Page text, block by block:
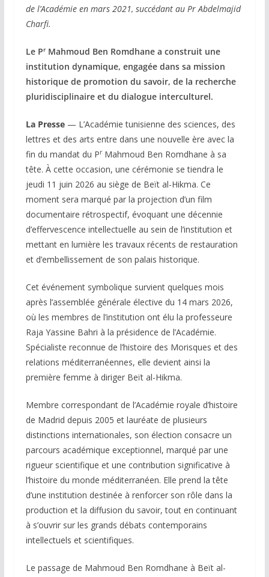
de l’Académie en mars 2021, succédant au Pr Abdelmajid
Charfi.
Le PrMahmoud Ben Romdhane a construit une
institution dynamique, engagée dans sa mission
historique de promotion du savoir, de la recherche
pluridisciplinaire et du dialogue interculturel.
La Presse — L’Académie tunisienne des sciences, des
lettres et des arts entre dans une nouvelle ère avec la
fin du mandat du PrMahmoud Ben Romdhane à sa
tête. À cette occasion, une cérémonie se tiendra le
jeudi 11 juin 2026 au siège de Beït al-Hikma. Ce
moment sera marqué par la projection d’un film
documentaire rétrospectif, évoquant une décennie
d’effervescence intellectuelle au sein de l’institution et
mettant en lumière les travaux récents de restauration
et d’embellissement de son palais historique.
Cet événement symbolique survient quelques mois
après l’assemblée générale élective du 14 mars 2026,
où les membres de l’institution ont élu la professeure
Raja Yassine Bahri à la présidence de l’Académie.
Spécialiste reconnue de l’histoire des Morisques et des
relations méditerranéennes, elle devient ainsi la
première femme à diriger Beït al-Hikma.
Membre correspondant de l’Académie royale d’histoire
de Madrid depuis 2005 et lauréate de plusieurs
distinctions internationales, son élection consacre un
parcours académique exceptionnel, marqué par une
rigueur scientifique et une contribution significative à
l’histoire du monde méditerranéen. Elle prend la tête
d’une institution destinée à renforcer son rôle dans la
production et la diffusion du savoir, tout en continuant
à s’ouvrir sur les grands débats contemporains
intellectuels et scientifiques.
Le passage de Mahmoud Ben Romdhane à Beït al-